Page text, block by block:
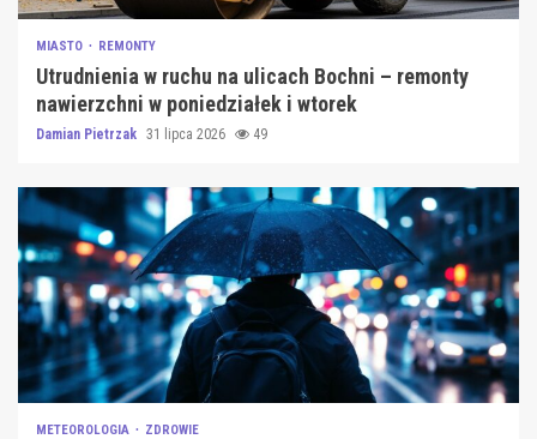
MIASTO REMONTY
Utrudnienia w ruchu na ulicach Bochni – remonty
nawierzchni w poniedziałek i wtorek
Damian Pietrzak 31 lipca 2026 49
METEOROLOGIA ZDROWIE